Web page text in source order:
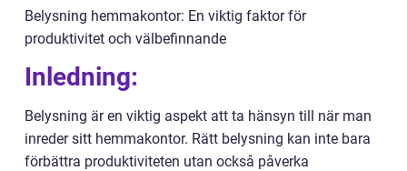
Belysning hemmakontor: En viktig faktor för
produktivitet och välbefinnande
Inledning:
Belysning är en viktig aspekt att ta hänsyn till när man
inreder sitt hemmakontor. Rätt belysning kan inte bara
förbättra produktiviteten utan också påverka